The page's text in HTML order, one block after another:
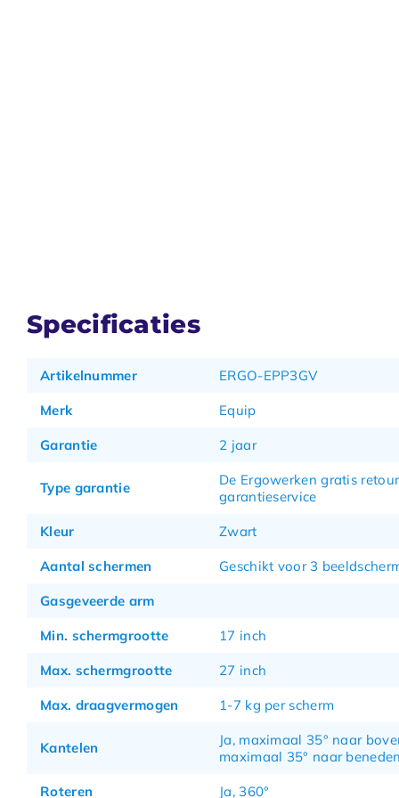
Specificaties
Artikelnummer ERGO-EPP3GV
Merk Equip
Garantie 2 jaar
Type garantie
De Ergowerken gratis
garantieservice
Kleur Zwart
Aantal schermen Geschikt voor 3
Gasgeveerde arm
Min. schermgrootte 17 inch
Max. schermgrootte 27 inch
Max. draagvermogen 1-7 kg per scherm
Kantelen
Ja, maximaal 35° naar
maximaal 35° naar
Roteren Ja, 360°